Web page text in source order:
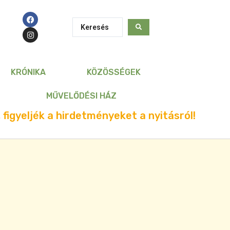
KRÓNIKA KÖZÖSSÉGEK
MŰVELŐDÉSI HÁZ
a hirdetményeket a nyitásról!